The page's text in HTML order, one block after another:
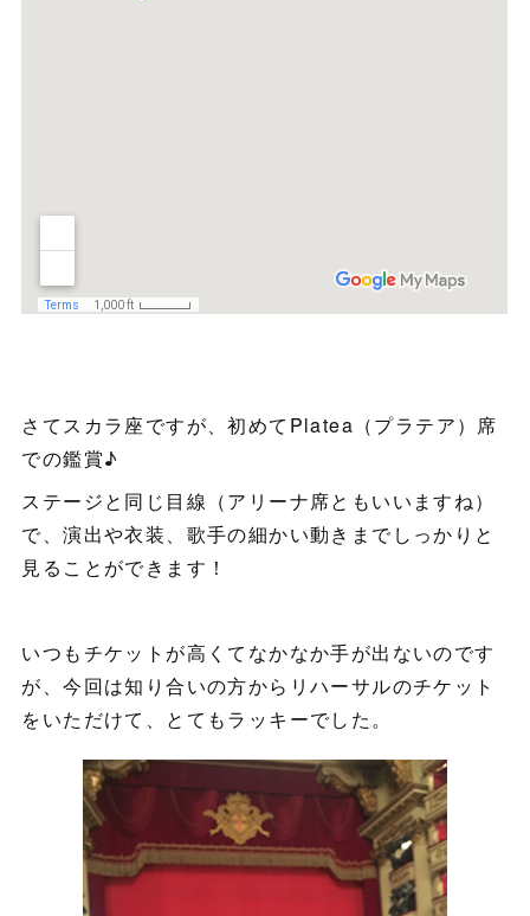
さてスカラ座ですが、初めてPlatea（プラテア）席
での鑑賞♪
ステージと同じ目線（アリーナ席ともいいますね）
で、演出や衣装、歌手の細かい動きまでしっかりと
見ることができます！
いつもチケットが高くてなかなか手が出ないのです
が、今回は知り合いの方からリハーサルのチケット
をいただけて、とてもラッキーでした。